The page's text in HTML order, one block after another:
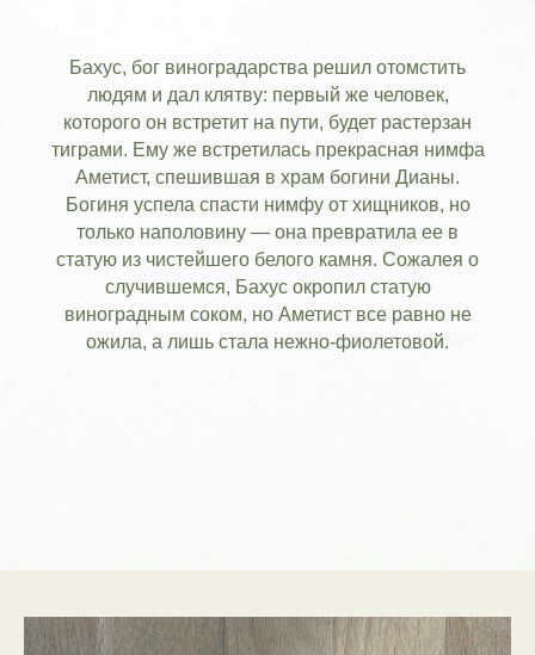
Бахус, бог виноградарства решил отомстить
людям и дал клятву: первый же человек,
которого он встретит на пути, будет растерзан
тиграми. Ему же встретилась прекрасная нимфа
Аметист, спешившая в храм богини Дианы.
Богиня успела спасти нимфу от хищников, но
только наполовину — она превратила ее в
статую из чистейшего белого камня. Сожалея о
случившемся, Бахус окропил статую
виноградным соком, но Аметист все равно не
ожила, а лишь стала нежно-фиолетовой.